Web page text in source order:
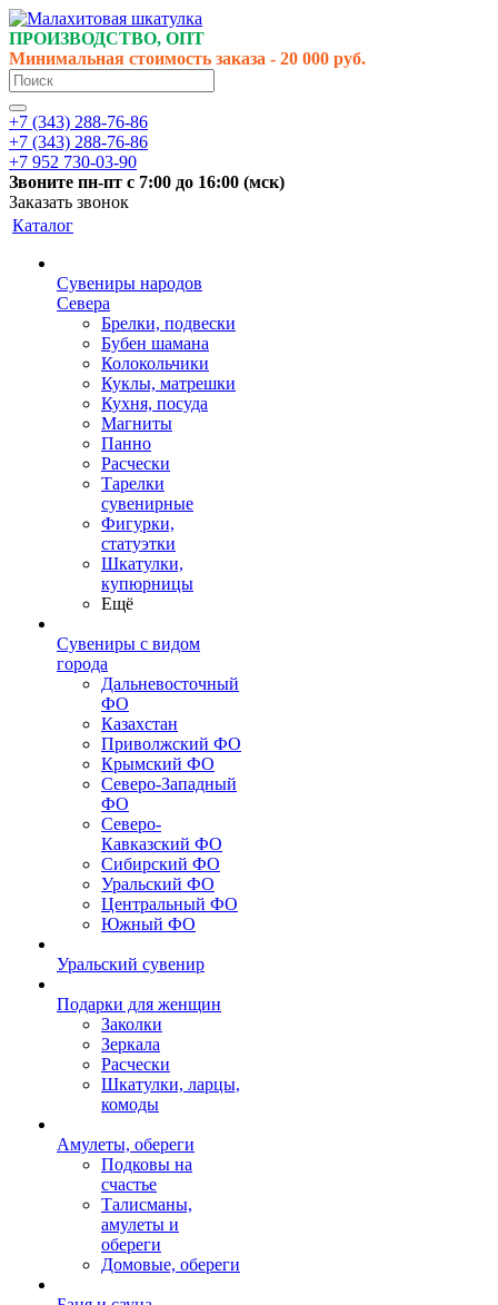
ПРОИЗВОДСТВО, ОПТ
Минимальная стоимость заказа - 20 000 руб.
+7 (343) 288-76-86
+7 (343) 288-76-86
+7 952 730-03-90
Звоните пн-пт с 7:00 до 16:00 (мск)
Заказать звонок
Каталог
Сувениры народов
Севера
Брелки, подвески
Бубен шамана
Колокольчики
Куклы, матрешки
Кухня, посуда
Магниты
Панно
Расчески
Тарелки
сувенирные
Фигурки,
статуэтки
Шкатулки,
купюрницы
Ещё
Сувениры с видом
города
Дальневосточный
ФО
Казахстан
Приволжский ФО
Крымский ФО
Северо-Западный
ФО
Северо-
Кавказский ФО
Сибирский ФО
Уральский ФО
Центральный ФО
Южный ФО
Уральский сувенир
Подарки для женщин
Заколки
Зеркала
Расчески
Шкатулки, ларцы,
комоды
Амулеты, обереги
Подковы на
счастье
Талисманы,
амулеты и
обереги
Домовые, обереги